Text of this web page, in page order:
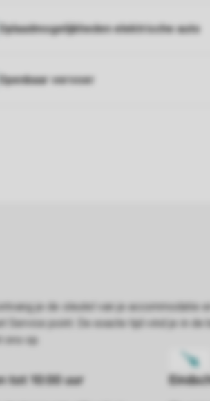
Oplaadmogelijkheden elektrische auto
Openbaar vervoer